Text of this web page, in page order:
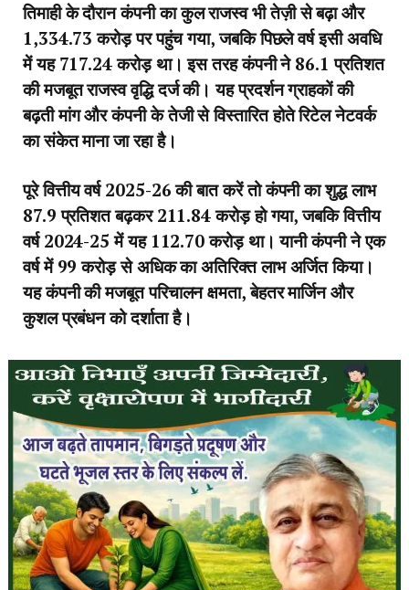
तिमाही के दौरान कंपनी का कुल राजस्व भी तेज़ी से बढ़ा और
1,334.73 करोड़ पर पहुंच गया, जबकि पिछले वर्ष इसी अवधि
में यह 717.24 करोड़ था। इस तरह कंपनी ने 86.1 प्रतिशत
की मजबूत राजस्व वृद्धि दर्ज की। यह प्रदर्शन ग्राहकों की
बढ़ती मांग और कंपनी के तेजी से विस्तारित होते रिटेल नेटवर्क
का संकेत माना जा रहा है।
पूरे वित्तीय वर्ष 2025-26 की बात करें तो कंपनी का शुद्ध लाभ
87.9 प्रतिशत बढ़कर 211.84 करोड़ हो गया, जबकि वित्तीय
वर्ष 2024-25 में यह 112.70 करोड़ था। यानी कंपनी ने एक
वर्ष में 99 करोड़ से अधिक का अतिरिक्त लाभ अर्जित किया।
यह कंपनी की मजबूत परिचालन क्षमता, बेहतर मार्जिन और
कुशल प्रबंधन को दर्शाता है।